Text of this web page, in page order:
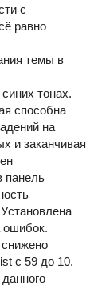
с
равно
темы в
тонах.
способна
на
и заканчивая
панель
ошибок.
с 59 до 10.